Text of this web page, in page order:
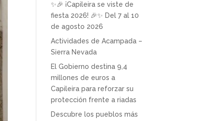
✨🎉 ¡Capileira se viste de
fiesta 2026! 🎉✨ Del 7 al 10
de agosto 2026
Actividades de Acampada –
Sierra Nevada
El Gobierno destina 9,4
millones de euros a
Capileira para reforzar su
protección frente a riadas
Descubre los pueblos más